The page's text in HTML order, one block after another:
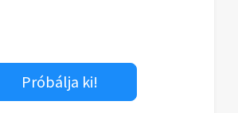
Próbálja ki!